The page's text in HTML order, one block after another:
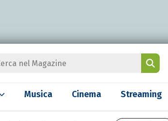
Musica Cinema Streaming